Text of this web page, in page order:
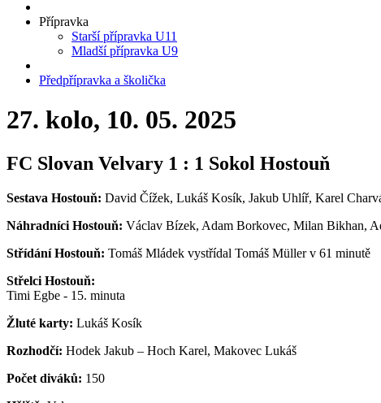
Přípravka
Starší přípravka U11
Mladší přípravka U9
Předpřípravka a školička
27. kolo, 10. 05. 2025
FC Slovan Velvary 1 : 1 Sokol Hostouň
Sestava Hostouň: David Čížek, Lukáš Kosík, Jakub Uhlíř, Karel
Náhradníci Hostouň: Václav Bízek, Adam Borkovec, Milan Bikhan,
Střídání Hostouň: Tomáš Mládek vystřídal Tomáš Müller v 61 minutě
Střelci Hostouň:
Timi Egbe - 15. minuta
Žluté karty: Lukáš Kosík
Rozhodčí: Hodek Jakub – Hoch Karel, Makovec Lukáš
Počet diváků: 150